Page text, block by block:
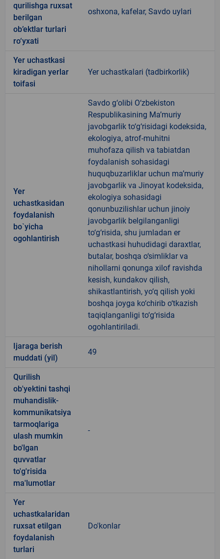
qurilishga ruxsat
berilgan
ob’ektlar turlari
ro‘yxati
oshxona, kafelar, Savdo uylari
Yer uchastkasi
kiradigan yerlar
toifasi
Yer uchastkalari (tadbirkorlik)
Yer
uchastkasidan
foydalanish
bo`yicha
ogohlantirish
Savdo g‘olibi O‘zbekiston
Respublikasining Ma’muriy
javobgarlik to‘g‘risidagi kodeksida,
ekologiya, atrof-muhitni
muhofaza qilish va tabiatdan
foydalanish sohasidagi
huquqbuzarliklar uchun ma’muriy
javobgarlik va Jinoyat kodeksida,
ekologiya sohasidagi
qonunbuzilishlar uchun jinoiy
javobgarlik belgilanganligi
to‘g‘risida, shu jumladan er
uchastkasi huhudidagi daraxtlar,
butalar, boshqa o‘simliklar va
nihollarni qonunga xilof ravishda
kesish, kundakov qilish,
shikastlantirish, yo‘q qilish yoki
boshqa joyga ko‘chirib o‘tkazish
taqiqlanganligi to‘g‘risida
ogohlantiriladi.
Ijaraga berish
muddati (yil)
49
Qurilish
ob'yektini tashqi
muhandislik-
kommunikatsiya
tarmoqlariga
ulash mumkin
bo'lgan
quvvatlar
to'g'risida
ma'lumotlar
-
Yer
uchastkalaridan
ruxsat etilgan
foydalanish
turlari
Do'konlar